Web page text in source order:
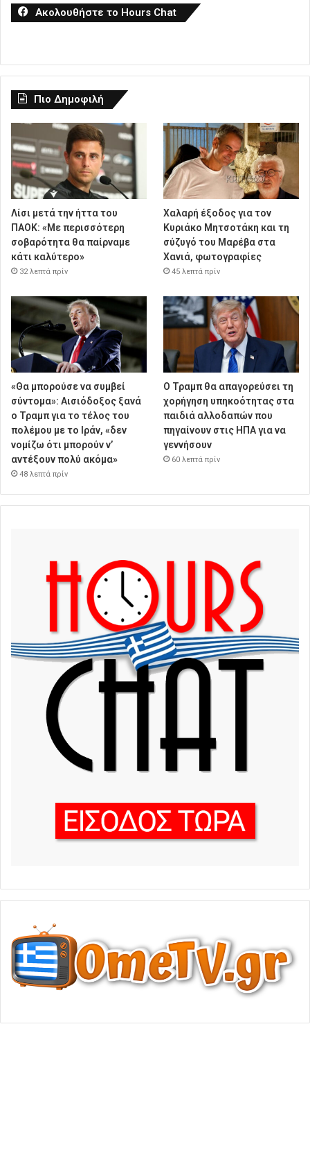
Ακολουθήστε το Hours Chat
Πιο Δημοφιλή
Λίσι μετά την ήττα του
ΠΑΟΚ: «Με περισσότερη
σοβαρότητα θα παίρναμε
κάτι καλύτερο»
32 λεπτά πρίν
Χαλαρή έξοδος για τον
Κυριάκο Μητσοτάκη και τη
σύζυγό του Μαρέβα στα
Χανιά, φωτογραφίες
45 λεπτά πρίν
«Θα μπορούσε να συμβεί
σύντομα»: Αισιόδοξος ξανά
ο Τραμπ για το τέλος του
πολέμου με το Ιράν, «δεν
νομίζω ότι μπορούν ν’
αντέξουν πολύ ακόμα»
48 λεπτά πρίν
Ο Τραμπ θα απαγορεύσει τη
χορήγηση υπηκοότητας στα
παιδιά αλλοδαπών που
πηγαίνουν στις ΗΠΑ για να
γεννήσουν
60 λεπτά πρίν